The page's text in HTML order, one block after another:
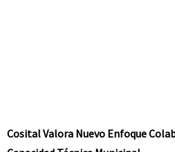
Cosital Valora Nuevo Enfoque